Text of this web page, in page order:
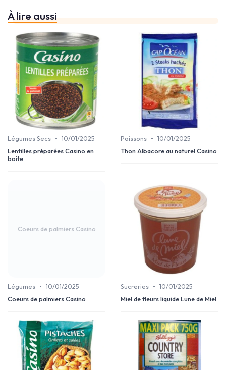
À lire aussi
Légumes Secs • 10/01/2025
Lentilles préparées Casino en
boite
Poissons • 10/01/2025
Thon Albacore au naturel Casino
Coeurs de palmiers Casino
Légumes • 10/01/2025
Coeurs de palmiers Casino
Sucreries • 10/01/2025
Miel de fleurs liquide Lune de Miel